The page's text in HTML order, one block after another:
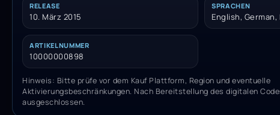
RELEASE
10. März 2015
SPRACHEN
English,
ARTIKELNUMMER
10000000898
Hinweis: Bitte prüfe vor dem Kauf Plattform, Region und eventuelle
Aktivierungsbeschränkungen. Nach Bereitstellung des digitalen
ausgeschlossen.